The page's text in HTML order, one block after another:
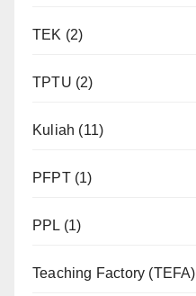
TEK (2)
TPTU (2)
Kuliah (11)
PFPT(1)
PPL (1)
Teaching Factory (TEFA)